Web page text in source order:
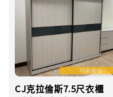
CJ克拉倫斯7.5尺衣櫃